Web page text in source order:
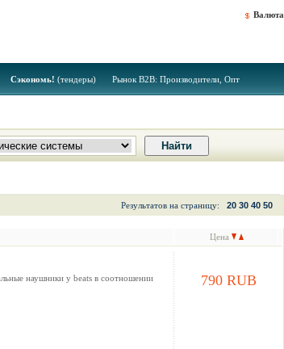
Валюта
Сэкономь! (тендеры) Рынок B2B: Производители, Опт
Результатов на страницу: 20 30 40 50
Цена
наушники у beats в соотношении
790 RUB